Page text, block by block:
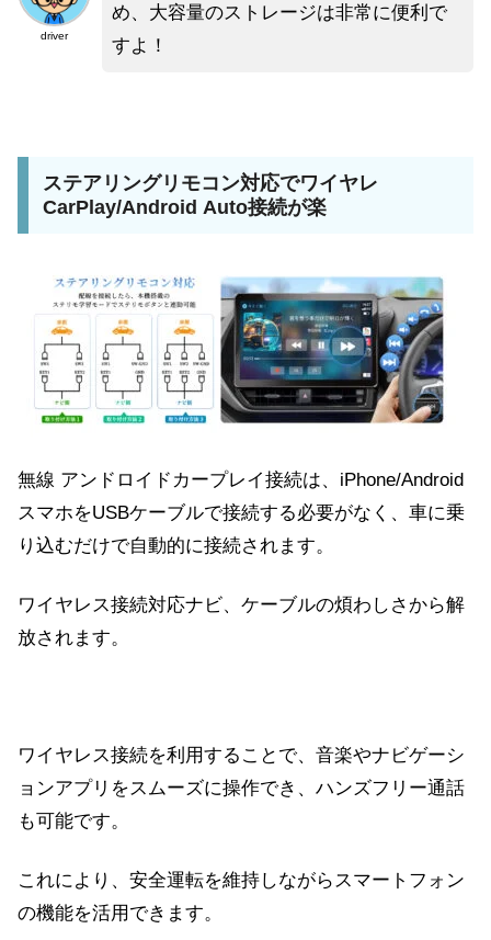
driver
め、大容量のストレージは非常に便利で
すよ！
ステアリングリモコン対応でワイヤレ
CarPlay/Android Auto接続が楽
無線 アンドロイドカープレイ接続は、iPhone/Android
スマホをUSBケーブルで接続する必要がなく、車に乗
り込むだけで自動的に接続されます。
ワイヤレス接続対応ナビ、ケーブルの煩わしさから解
放されます。
ワイヤレス接続を利用することで、音楽やナビゲーシ
ョンアプリをスムーズに操作でき、ハンズフリー通話
も可能です。
これにより、安全運転を維持しながらスマートフォン
の機能を活用できます。